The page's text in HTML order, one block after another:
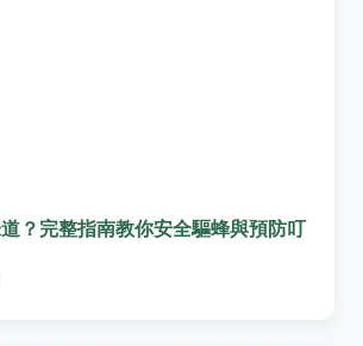
？完整指南教你安全驅蜂與預防叮